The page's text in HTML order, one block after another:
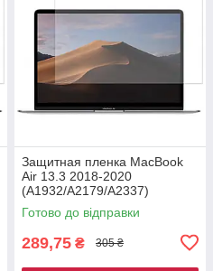
Защитная пленка MacBook
Air 13.3 2018-2020
(A1932/A2179/A2337)
Готово до відправки
289,75 ₴ 305 ₴